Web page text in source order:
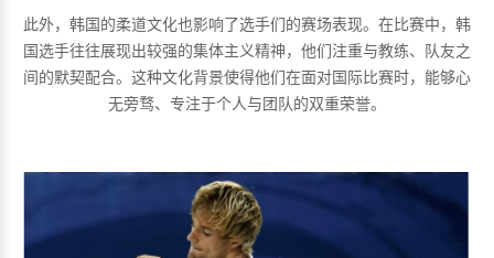
此外，韩国的柔道文化也影响了选手们的赛场表现。在比赛中，韩
国选手往往展现出较强的集体主义精神，他们注重与教练、队友之
间的默契配合。这种文化背景使得他们在面对国际比赛时，能够心
无旁骛、专注于个人与团队的双重荣誉。